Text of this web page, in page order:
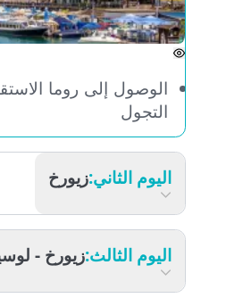
الوصول إلى روما الاستقبال
التجول
اليوم الثاني:زيورخ